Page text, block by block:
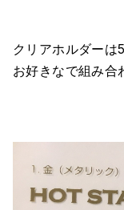
クリアホルダーは
お好きなで組み合